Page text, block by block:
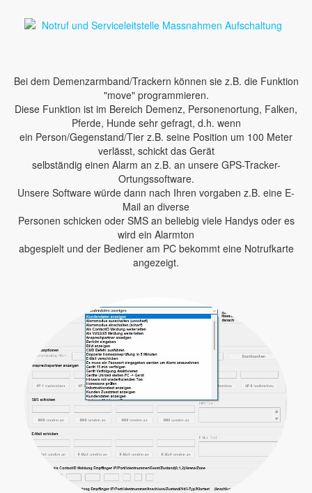
Bei dem Demenzarmband/Trackern können sie z.B. die Funktion
"move" programmieren.
Diese Funktion ist im Bereich Demenz, Personenortung, Falken,
Pferde, Hunde sehr gefragt, d.h. wenn
ein Person/Gegenstand/Tier z.B. seine Position um 100 Meter
verlässt, schickt das Gerät
selbständig einen Alarm an z.B. an unsere GPS-Tracker-
Ortungssoftware.
Unsere Software würde dann nach Ihren vorgaben z.B. eine E-
Mail an diverse
Personen schicken oder SMS an beliebig viele Handys oder es
wird ein Alarmton
abgespielt und der Bediener am PC bekommt eine Notrufkarte
angezeigt.